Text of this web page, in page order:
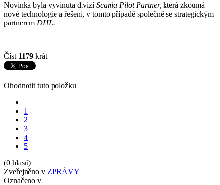
Novinka byla vyvinuta divizíScania Pilot Partner, která zkoumá
nové technologie a řešení, v tomto případě společně se strategickým
partnerem DHL.
Číst 1179 krát
Ohodnotit tuto položku
1
2
3
4
5
(0 hlasů)
Zveřejněno v ZPRÁVY
Označeno v